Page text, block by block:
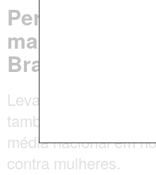
Pernambuco
maior taxa de
Brasil
Levantamento feito
também mostra
média nacional em
contra mulheres.